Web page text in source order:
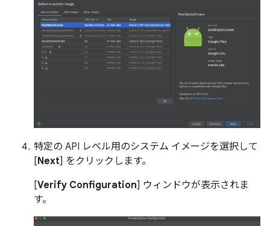
特定の API レベル用のシステム イメージを選択して
[Next] をクリックします。
[Verify Configuration] ウィンドウが表示されま
す。